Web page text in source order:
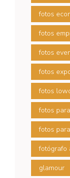
fotos
fotos
fotos
fotos
fotos
fotos
fotos
fotógrafo
glamour